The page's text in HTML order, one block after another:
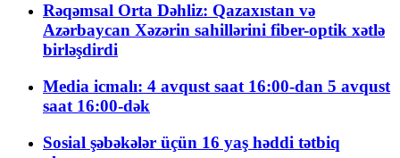
Rəqəmsal Orta Dəhliz: Qazaxıstan və
Azərbaycan Xəzərin sahillərini fiber-optik xətlə
birləşdirdi
Media icmalı: 4 avqust saat 16:00-dan 5 avqust
saat 16:00-dək
Sosial şəbəkələr üçün 16 yaş həddi tətbiq